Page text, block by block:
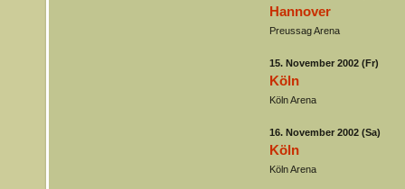
Hannover
Preussag Arena
15. November 2002 (Fr)
Köln
Köln Arena
16. November 2002 (Sa)
Köln
Köln Arena